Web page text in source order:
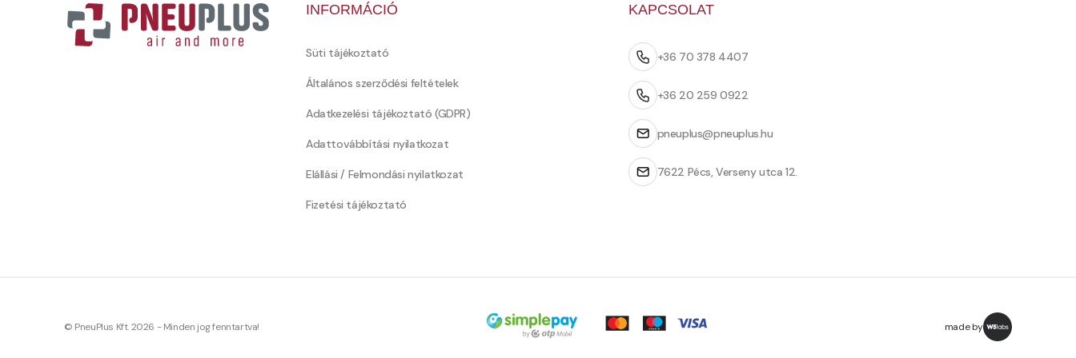
INFORMÁCIÓ
Süti tájékoztató
Általános szerződési feltételek
Adatkezelési tájékoztató (GDPR)
Adattovábbítási nyilatkozat
Elállási / Felmondási nyilatkozat
Fizetési tájékoztató
KAPCSOLAT
+36 70 378 4407
+36 20 259 0922
pneuplus@pneuplus.hu
7622 Pécs, Verseny utca 12.
© PneuPlus Kft. 2026 - Minden jog fenntartva! made by